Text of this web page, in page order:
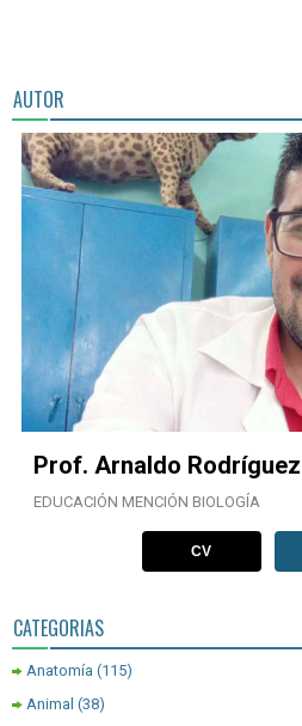
AUTOR
Prof. Arnaldo Rodríguez
EDUCACIÓN MENCIÓN BIOLOGÍA
CV
CATEGORIAS
Anatomía (115)
Animal (38)